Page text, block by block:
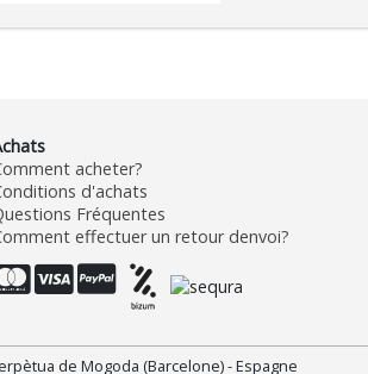
acheter?
d'achats
Fréquentes
effectuer un retour denvoi?
de Mogoda (Barcelone) - Espagne